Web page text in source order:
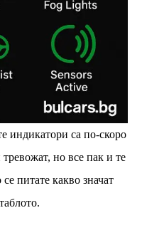
индикатори са по-скоро
но все пак и те
питате какво значат